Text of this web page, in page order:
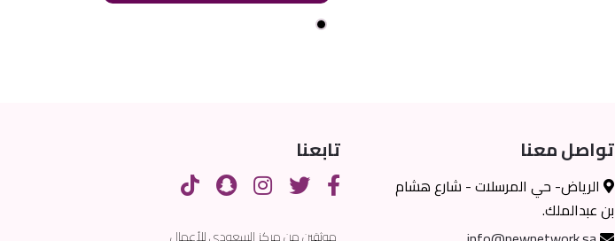
تواصل معنا
الرياض- حي المرسلات - شارع هشام
بن عبدالملك.
تابعنا